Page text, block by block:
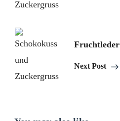
Fruchtleder
Next Post